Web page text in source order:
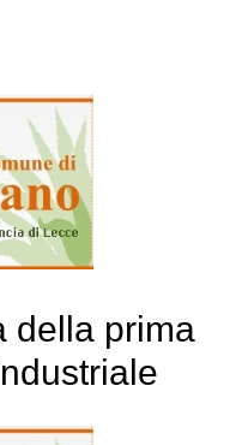
della prima